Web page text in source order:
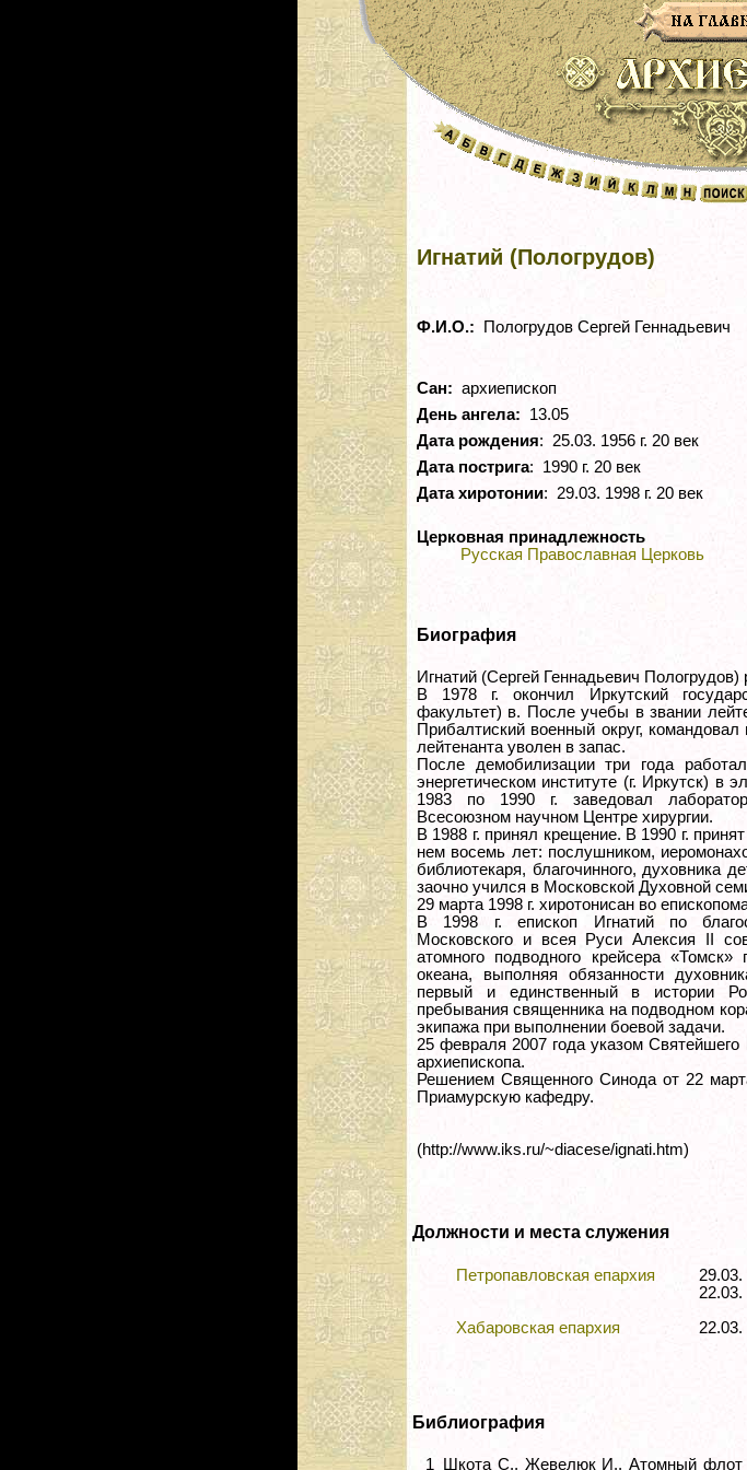
Игнатий (Пологрудов)
Ф.И.О.: Пологрудов Сергей Геннадьевич
Сан: архиепископ
День ангела: 13.05
Дата рождения: 25.03. 1956 г. 20 век
Дата пострига: 1990 г. 20 век
Дата хиротонии: 29.03. 1998 г. 20 век
Церковная принадлежность
Русская Православная Церковь
Биография
Игнатий (Cергей Геннадьевич Пологрудов)
В 1978 г. окончил Иркутский
факультет) в. После учебы в звании
Прибалтиский военный округ,
лейтенанта уволен в запас.
После демобилизации три года
энергетическом институте (г. Иркутск) в
1983 по 1990 г. заведовал
Всесоюзном научном Центре хирургии.
В 1988 г. принял крещение. В 1990 г.
нем восемь лет: послушником,
библиотекаря, благочинного, духовника
заочно учился в Московской Духовной
29 марта 1998 г. хиротонисан во
В 1998 г. епископ Игнатий по
Московского и всея Руси Алексия II
атомного подводного крейсера
океана, выполняя обязанности
первый и единственный в истории
пребывания священника на подводном
экипажа при выполнении боевой задачи.
25 февраля 2007 года указом
архиепископа.
Решением Священного Синода от 22
Приамурскую кафедру.
(http://www.iks.ru/~diacese/ignati.htm)
Должности и места служения
Петропавловская епархия
22.03.
Хабаровская епархия
22.03.
Библиография
1 Шкота С., Жевелюк И.. Атомный флот